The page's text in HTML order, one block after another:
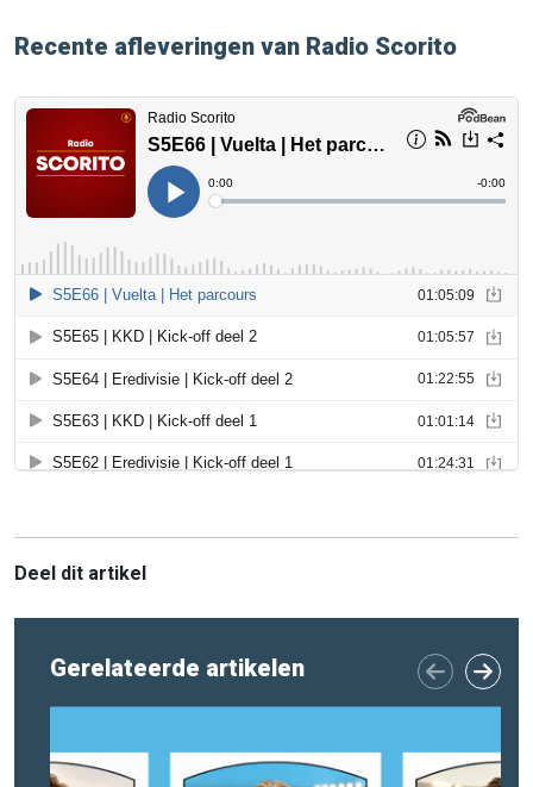
Recente afleveringen van Radio Scorito
Deel dit artikel
Gerelateerde artikelen